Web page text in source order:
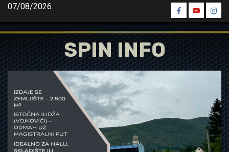
Skip
content
07/08/2026
Spin
Facebook
Spin
Youtube
Spin
SPIN INFO